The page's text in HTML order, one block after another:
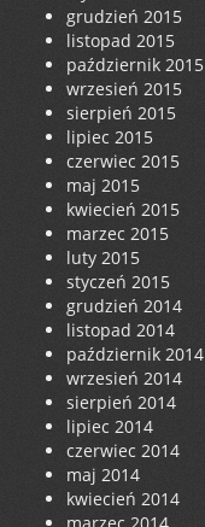
grudzień 2015
listopad 2015
październik 2015
wrzesień 2015
sierpień 2015
lipiec 2015
czerwiec 2015
maj 2015
kwiecień 2015
marzec 2015
luty 2015
styczeń 2015
grudzień 2014
listopad 2014
październik 2014
wrzesień 2014
sierpień 2014
lipiec 2014
czerwiec 2014
maj 2014
kwiecień 2014